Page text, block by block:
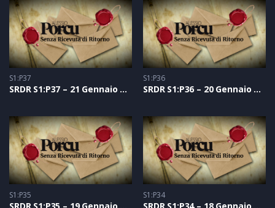
S1:P37
SRDR S1:P37 – 21 Gennaio 2021
S1:P36
SRDR S1:P36 – 20 Gennaio 2021
S1:P35 S1:P34